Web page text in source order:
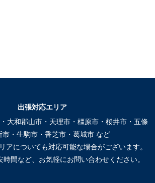
出張対応エリア
大和郡山市・天理市・橿原市・桜井市・五條
市・生駒市・香芝市・葛城市 など
アについても対応可能な場合がございます。
間など、お気軽にお問い合わせください。